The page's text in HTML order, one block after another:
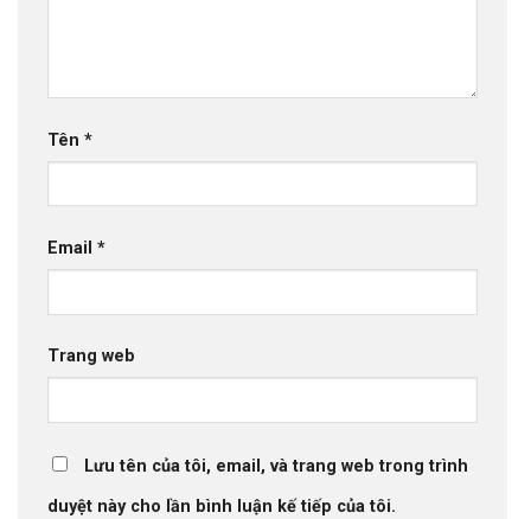
Tên *
Email *
Trang web
Lưu tên của tôi, email, và trang web trong trình
duyệt này cho lần bình luận kế tiếp của tôi.